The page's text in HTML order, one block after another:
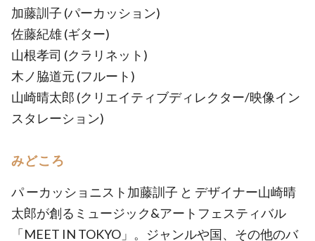
加藤訓子 (パーカッション)
佐藤紀雄 (ギター)
山根孝司 (クラリネット)
木ノ脇道元 (フルート)
山崎晴太郎 (クリエイティブディレクター/映像イン
スタレーション)
みどころ
パ ーカッショニスト加藤訓子 と デザイナー山崎晴
太郎が創るミュージック&アートフェスティバル
「MEET IN TOKYO」。ジャンルや国、その他のバ